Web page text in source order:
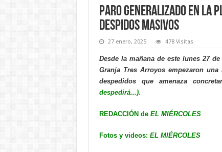
Paro generalizado en la
despidos masivos
27 enero, 2025 478 Visitas
Desde la mañana de este lunes 27
Granja Tres Arroyos empezaron
despedidos que amenaza
despedirá...).
REDACCIÓN de EL MIÉRCOLES
Fotos y videos: EL MIÉRCOLES